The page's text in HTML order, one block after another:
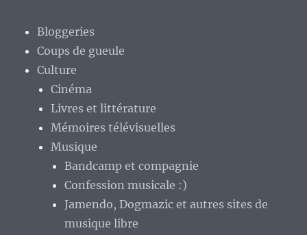
Bloggeries
Coups de gueule
Culture
Cinéma
Livres et littérature
Mémoires télévisuelles
Musique
Bandcamp et compagnie
Confession musicale :)
Jamendo, Dogmazic et autres sites de
musique libre